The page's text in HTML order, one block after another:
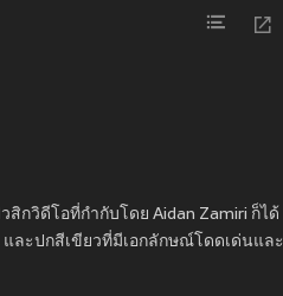
สิกวิดีโอที่กำกับโดย Aidan Zamiri ก็ได้
ละปกสีเขียวที่มีเอกลักษณ์โดดเด่นและ